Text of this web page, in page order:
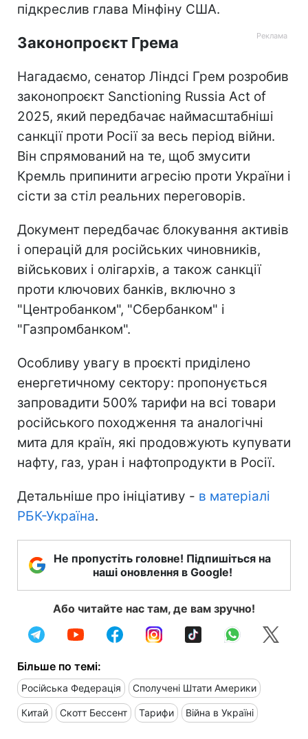
підкреслив глава Мінфіну США.
Законопроєкт Грема
Нагадаємо, сенатор Ліндсі Грем розробив
законопроєкт Sanctioning Russia Act of
2025, який передбачає наймасштабніші
санкції проти Росії за весь період війни.
Він спрямований на те, щоб змусити
Кремль припинити агресію проти України і
сісти за стіл реальних переговорів.
Документ передбачає блокування активів
і операцій для російських чиновників,
військових і олігархів, а також санкції
проти ключових банків, включно з
"Центробанком", "Сбербанком" і
"Газпромбанком".
Особливу увагу в проєкті приділено
енергетичному сектору: пропонується
запровадити 500% тарифи на всі товари
російського походження та аналогічні
мита для країн, які продовжують купувати
нафту, газ, уран і нафтопродукти в Росії.
Детальніше про ініціативу - в матеріалі
РБК-Україна.
Не пропустіть головне! Підпишіться на
наші оновлення в Google!
Або читайте нас там, де вам зручно!
Більше по темі:
Російська Федерація Сполучені Штати Америки
Китай Скотт Бессент Тарифи Війна в Україні